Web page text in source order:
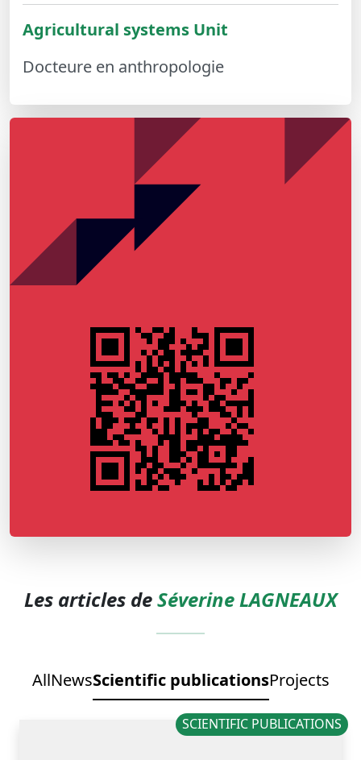
Agricultural systems Unit
Docteure en anthropologie
Les articles deSéverine LAGNEAUX
AllNewsScientific publicationsProjects
SCIENTIFIC PUBLICATIONS